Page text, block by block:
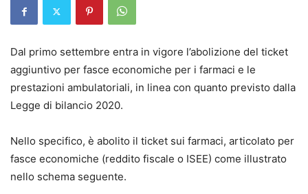
Dal primo settembre entra in vigore l’abolizione del ticket
aggiuntivo per fasce economiche per i farmaci e le
prestazioni ambulatoriali, in linea con quanto previsto dalla
Legge di bilancio 2020.
Nello specifico, è abolito il ticket sui farmaci, articolato per
fasce economiche (reddito fiscale o ISEE) come illustrato
nello schema seguente.